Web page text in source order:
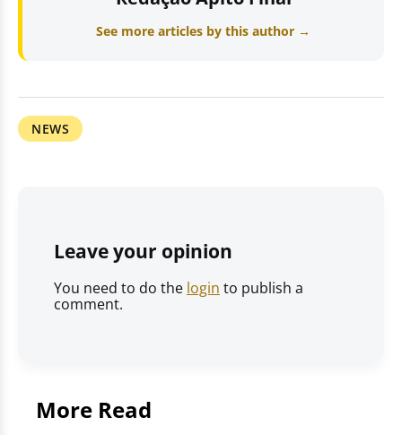
See more articles by this author →
NEWS
Leave your opinion
You need to do the login to publish a
comment.
More Read